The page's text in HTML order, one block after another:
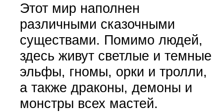
Этот мир наполнен
различными сказочными
существами. Помимо людей,
здесь живут светлые и темные
эльфы, гномы, орки и тролли,
а также драконы, демоны и
монстры всех мастей.